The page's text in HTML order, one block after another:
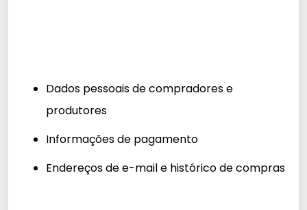
Dados pessoais de compradores e
produtores
Informações de pagamento
Endereços de e-mail e histórico de compras